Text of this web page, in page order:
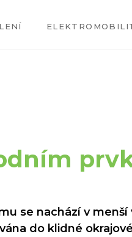
se nachází v
do klidné